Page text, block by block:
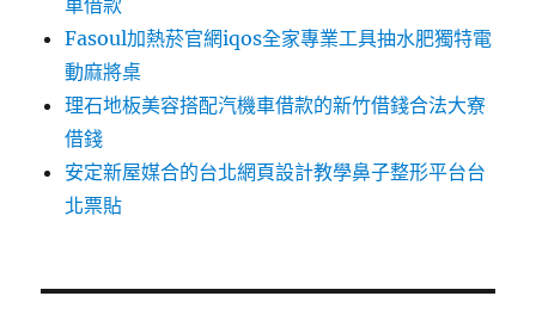
車借款
Fasoul加熱菸官網iqos全家專業工具抽水肥獨特電
動麻將桌
理石地板美容搭配汽機車借款的新竹借錢合法大寮
借錢
安定新屋媒合的台北網頁設計教學鼻子整形平台台
北票貼